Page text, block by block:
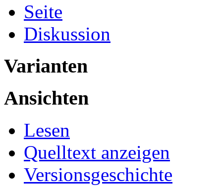
Seite
Diskussion
Varianten
Ansichten
Lesen
Quelltext anzeigen
Versionsgeschichte